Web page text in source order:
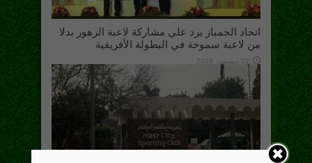
اتحاد الجمباز يرد علي مشاركة لاعبة الزهور بدلا
من لاعبة سموحة في البطولة الأفريقية
22 ديسمبر، 2018